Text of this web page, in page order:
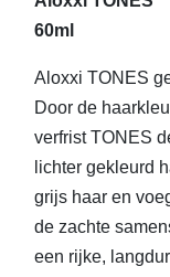
60ml
Aloxxi TONES
Door de
verfrist TONES
lichter gekleurd
grijs haar en
de zachte
een rijke,